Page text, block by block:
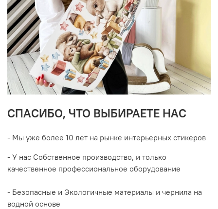
СПАСИБО, ЧТО ВЫБИРАЕТЕ НАС
- Мы уже более 10 лет на рынке интерьерных стикеров
- У нас Собственное производство, и только
качественное профессиональное оборудование
- Безопасные и Экологичные материалы и чернила на
водной основе